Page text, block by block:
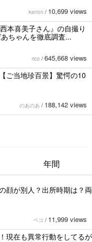
kanon / 10,699 views
本喜美子さん』の自撮り
ちゃんを徹底調査...
rico / 645,668 views
ご当地珍百景】驚愕の10
のあのあ / 188,142 views
年間
顔が別人？出所時期は？両
ペコ / 11,999 views
現在も異常行動をしてるが